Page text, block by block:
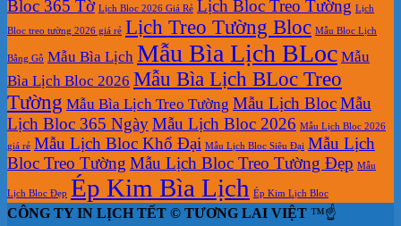
Bloc 365 Tờ Lịch Bloc 2026 Giá Rẻ Lịch Bloc Treo Tường Lịch
Bloc treo tường 2026 giá rẻ Lịch Treo Tường Bloc Mẫu Bloc Lịch
Bằng Gỗ Mẫu Bìa Lịch Mẫu Bìa Lịch BLoc Mẫu
Bìa Lịch Bloc 2026 Mẫu Bìa Lịch BLoc Treo
Tường Mẫu Bìa Lịch Treo Tường Mẫu Lịch BlocMẫu
Lịch Bloc 365 NgàyMẫu Lịch Bloc 2026 Mẫu Lịch Bloc 2026
giá rẻ Mẫu Lịch Bloc Khổ Đại Mẫu Lịch Bloc Siêu Đại Mẫu Lịch
Bloc Treo Tường Mẫu Lịch Bloc Treo Tường Đẹp Mẫu
Lịch Bloc Đẹp Ép Kim Bìa Lịch Ép Kim Lịch Bloc
CÔNG TY IN LỊCH TẾT © TƯƠNG LAI VIỆT ™☝️